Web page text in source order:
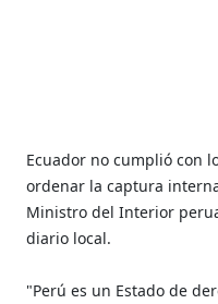
Ecuador no cumplió con
ordenar la captura
Ministro del Interior
diario local.
"Perú es un Estado de